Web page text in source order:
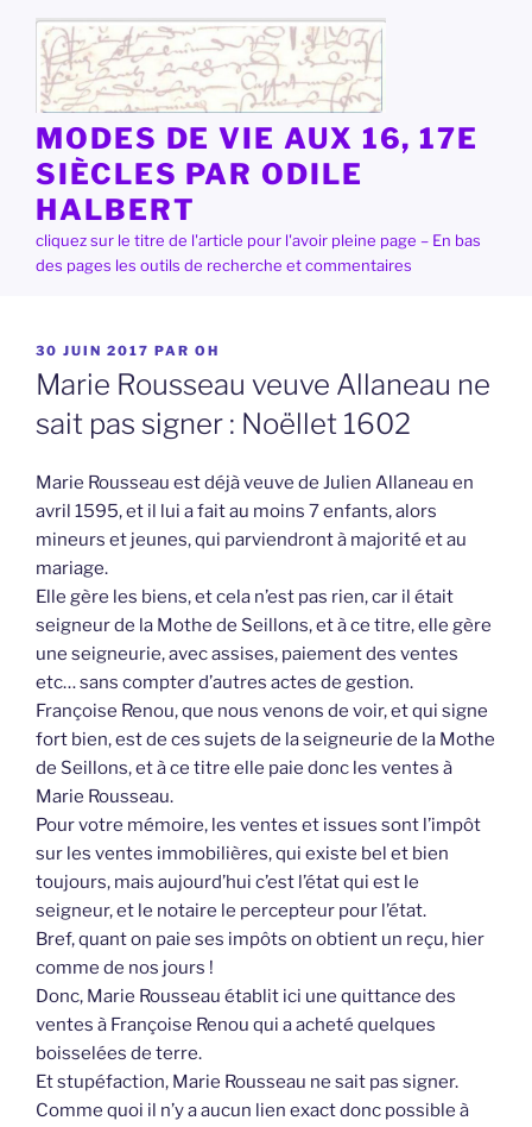
contenu
principal
MODES DE VIE AUX 16, 17E
SIÈCLES PAR ODILE
HALBERT
cliquez sur le titre de l'article pour l'avoir pleine page – En bas
des pages les outils de recherche et commentaires
PUBLIÉ
LE
30 JUIN 2017 PAR OH
Marie Rousseau veuve Allaneau ne
sait pas signer : Noëllet 1602
Marie Rousseau est déjà veuve de Julien Allaneau en
avril 1595, et il lui a fait au moins 7 enfants, alors
mineurs et jeunes, qui parviendront à majorité et au
mariage.
Elle gère les biens, et cela n’est pas rien, car il était
seigneur de la Mothe de Seillons, et à ce titre, elle gère
une seigneurie, avec assises, paiement des ventes
etc… sans compter d’autres actes de gestion.
Françoise Renou, que nous venons de voir, et qui signe
fort bien, est de ces sujets de la seigneurie de la Mothe
de Seillons, et à ce titre elle paie donc les ventes à
Marie Rousseau.
Pour votre mémoire, les ventes et issues sont l’impôt
sur les ventes immobilières, qui existe bel et bien
toujours, mais aujourd’hui c’est l’état qui est le
seigneur, et le notaire le percepteur pour l’état.
Bref, quant on paie ses impôts on obtient un reçu, hier
comme de nos jours !
Donc, Marie Rousseau établit ici une quittance des
ventes à Françoise Renou qui a acheté quelques
boisselées de terre.
Et stupéfaction, Marie Rousseau ne sait pas signer.
Comme quoi il n’y a aucun lien exact donc possible à